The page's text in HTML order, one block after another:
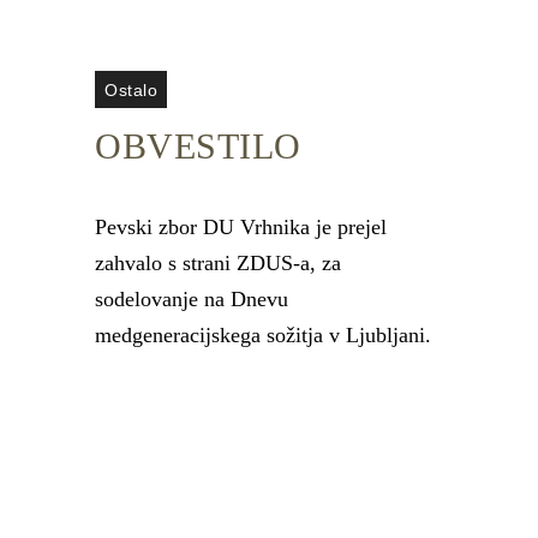
Ostalo
OBVESTILO
Pevski zbor DU Vrhnika je prejel
zahvalo s strani ZDUS-a, za
sodelovanje na Dnevu
medgeneracijskega sožitja v Ljubljani.